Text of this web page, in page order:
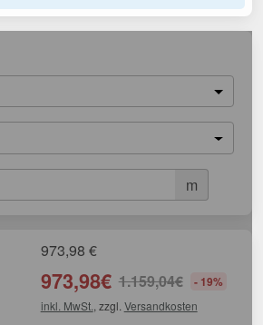
m
973,98 €
973,98€ 1.159,04€ - 19%
inkl. MwSt. , zzgl. Versandkosten